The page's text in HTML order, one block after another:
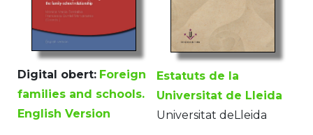
Digital obert: Foreign
families and schools.
English Version
Estatuts de la
Universitat de Lleida
Universitat deLleida